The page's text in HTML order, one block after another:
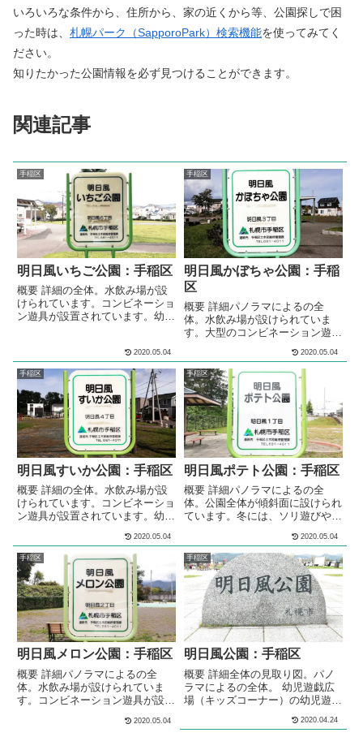
いろいろな条件から、住所から、家の近くから等、公園探しで困
った時は、 札幌パーク（SapporoPark）検索機能を使ってみてく
ださい。
知りたかった公園情報を必ず見つけることができます。
関連記事
手稲区
明日風いちご公園：手稲区
概要 詳細の全体。水飲み場が設
けられています。コンビネーショ
ン遊具が設置されています。幼児
具が設置されています。スプリン
グのバランス遊具が設置されてい
ます。ぶら下がりシーソー遊具が
設置されています。3段階の高さ
の鉄棒が設置されています。柵に
囲われた砂場が設けられていま
す。多目的な利用が出来る広場が
設けられています。広場には、2
メートルほど...
2020.05.04
手稲区
明日風かぼちゃ公園：手稲
区
概要 詳細パノラマによるの全
体。水飲み場が設けられていま
す。大型のコンビネーション遊具
た、高さの違うブランコが設置さ
れています。3段階の高さの鉄棒
が設置されています。クッション
遊具が設置されています。砂場が
設けられています。多目的な利用
が出来る広場が設けられていま
す。広場には、１メートルほどの
高さの山が作られています。シェ
ルター型のあずま屋が、設けられ
ています。複数の...
2020.05.04
手稲区
明日風すいか公園：手稲区
概要 詳細の全体。水飲み場が設
けられています。コンビネーショ
ン遊具が設置されています。幼児
置されています。3段階の高さの
鉄棒が設置されています。砂場が
設けられています。砂場の脇に
は、ベンチが設置されています。
多目的な利用が出来る広場が設け
られています。広場には、1.5メ
ートルほどの高さの山が作られて
います。冬には、ソリ遊びやスキ
ー遊びができる雪山になります。
シェルター...
2020.05.04
手稲区
明日風ポテト公園：手稲区
概要 詳細パノラマによるの全
体。公園全体が傾斜面に設けられ
ています。冬には、ソリ遊びやス
す。水飲み場が設けられていま
す。コンビネーション遊具が設置
されています。ブランコが設置さ
れています。スプリング遊具が設
置されています。3段階の高さの
鉄棒が設置されています。アーチ
型のラダー（タイコ橋）遊具が設
置されています。砂場が設けられ
ています。多目的な利用が出来る
広場が設けられて...
2020.05.04
手稲区
明日風メロン公園：手稲区
概要 詳細パノラマによるの全
体。水飲み場が設けられていま
す。コンビネーション遊具が設置
れています。スプリング遊具が設
2020.05.04
手稲区
明日風公園：手稲区
概要 詳細全体の見取り図。パノ
ラマによるの全体。 幼児遊戯広
場（キッズコーナー）の幼児遊戯
児が遊べる遊具が複数設置され
2020.04.24